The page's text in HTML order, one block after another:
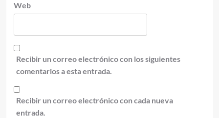
Web
Recibir un correo electrónico con los siguientes
comentarios a esta entrada.
Recibir un correo electrónico con cada nueva
entrada.